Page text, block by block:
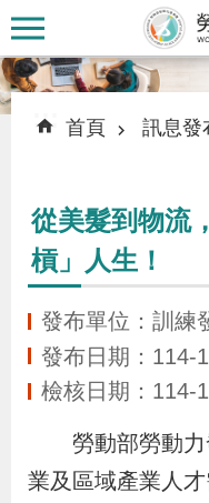
跳到主要內容區塊
認
識
署
訊
發
:::
::: 首頁 訊息發
從美髮到物流
槓」人生！
發布單位：訓練
發布日期：114-
檢核日期：114-
勞動部勞動力
業及區域產業人才